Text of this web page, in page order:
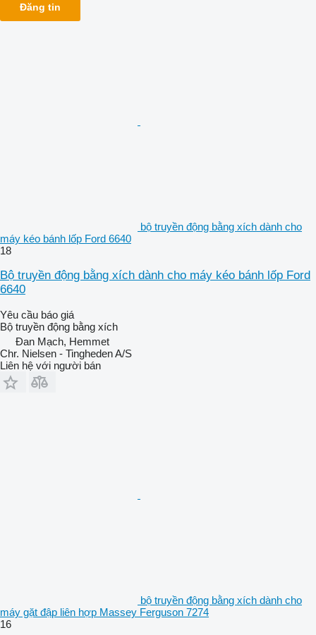
Đăng tin
bộ truyền động bằng xích dành cho
máy kéo bánh lốp Ford 6640
18
Bộ truyền động bằng xích dành cho máy kéo bánh lốp Ford
6640
Yêu cầu báo giá
Bộ truyền động bằng xích
Đan Mạch, Hemmet
Chr. Nielsen - Tingheden A/S
Liên hệ với người bán
bộ truyền động bằng xích dành cho
máy gặt đập liên hợp Massey Ferguson 7274
16